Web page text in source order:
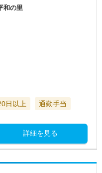
和の里
日以上 通勤手当
詳細を見る